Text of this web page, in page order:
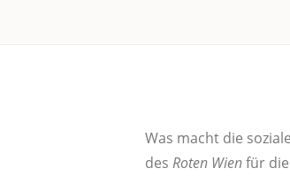
Was macht die
des Roten Wienfür